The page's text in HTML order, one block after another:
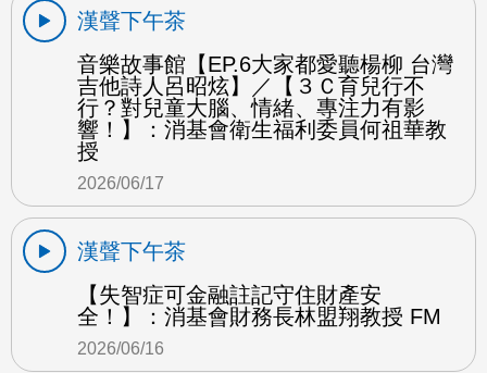
漢聲下午茶
音樂故事館【EP.6大家都愛聽楊柳 台灣
吉他詩人呂昭炫】／【３Ｃ育兒行不
行？對兒童大腦、情緒、專注力有影
響！】：消基會衛生福利委員何祖華教
授
2026/06/17
漢聲下午茶
【失智症可金融註記守住財產安
全！】：消基會財務長林盟翔教授 FM
2026/06/16